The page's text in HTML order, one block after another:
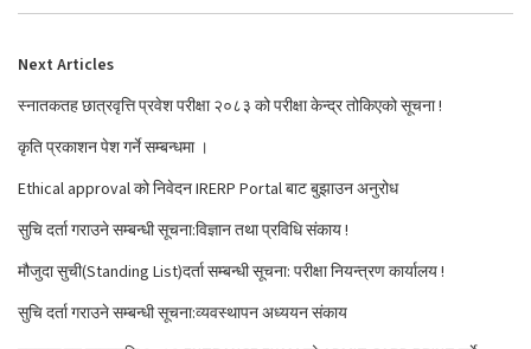
Next Articles
स्नातकतह छात्रवृत्ति प्रवेश परीक्षा २०८३ को परीक्षा केन्द्र तोकिएको सूचना !
कृति प्रकाशन पेश गर्ने सम्बन्धमा ।
Ethical approval को निवेदन IRERP Portal बाट बुझाउन अनुरोध
सुचि दर्ता गराउने सम्बन्धी सूचना:विज्ञान तथा प्रविधि संकाय !
मौजुदा सुची(Standing List)दर्ता सम्बन्धी सूचना: परीक्षा नियन्त्रण कार्यालय !
सुचि दर्ता गराउने सम्बन्धी सूचना:व्यवस्थापन अध्ययन संकाय